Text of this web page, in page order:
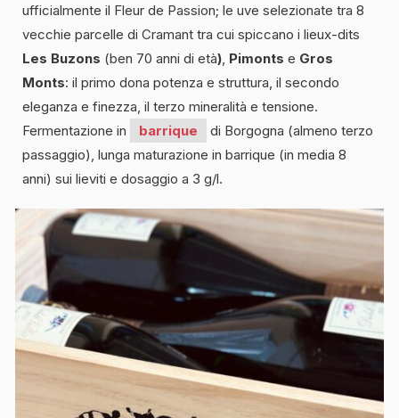
ufficialmente il Fleur de Passion; le uve selezionate tra 8
vecchie parcelle di Cramant tra cui spiccano i lieux-dits
Les Buzons (ben 70 anni di età), Pimonts e Gros
Monts: il primo dona potenza e struttura, il secondo
eleganza e finezza, il terzo mineralità e tensione.
Fermentazione in
barrique
di Borgogna (almeno terzo
passaggio), lunga maturazione in barrique (in media 8
anni) sui lieviti e dosaggio a 3 g/l.